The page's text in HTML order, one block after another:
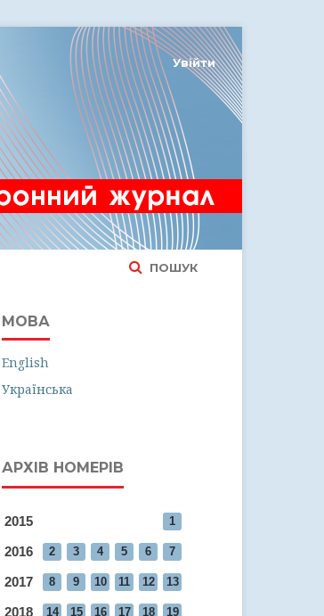
ПОШУК
Увійти
МОВА
English
Українська
АРХІВ НОМЕРІВ
2015 1
2016 2 3 4 5 6 7
2017 8 9 10 11 12 13
2018 14 15 16 17 18 19